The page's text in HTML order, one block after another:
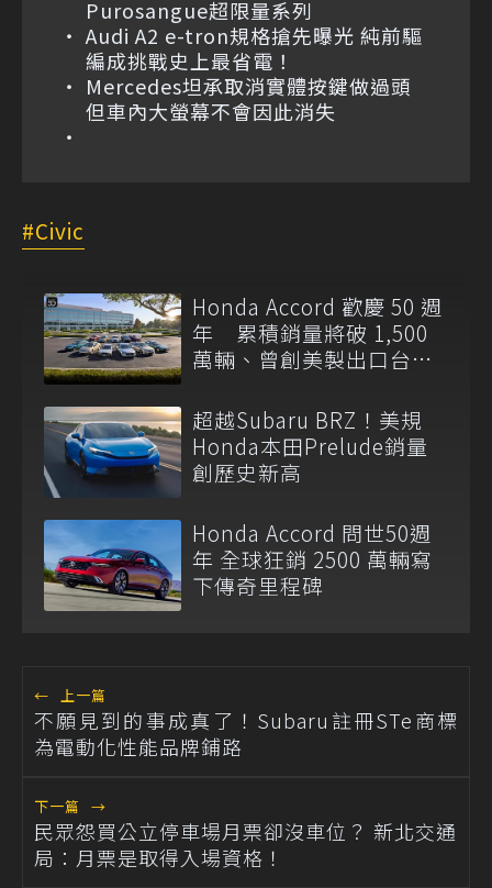
Purosangue超限量系列
Audi A2 e-tron規格搶先曝光 純前驅
編成挑戰史上最省電！
Mercedes坦承取消實體按鍵做過頭
但車內大螢幕不會因此消失
Civic
Honda Accord 歡慶 50 週
年 累積銷量將破 1,500
萬輛、曾創美製出口台灣
超越Subaru BRZ！美規
Honda本田Prelude銷量
創歷史新高
Honda Accord 問世50週
年 全球狂銷 2500 萬輛寫
下傳奇里程碑
← 上一篇
不願見到的事成真了！Subaru註冊STe商標
為電動化性能品牌鋪路
下一篇 →
民眾怨買公立停車場月票卻沒車位？ 新北交通
局：月票是取得入場資格！